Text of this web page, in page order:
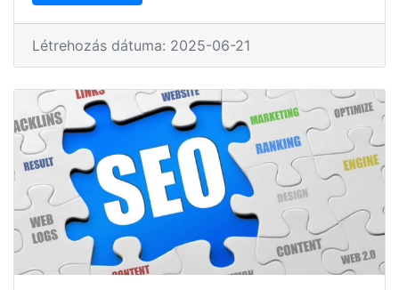
Létrehozás dátuma: 2025-06-21